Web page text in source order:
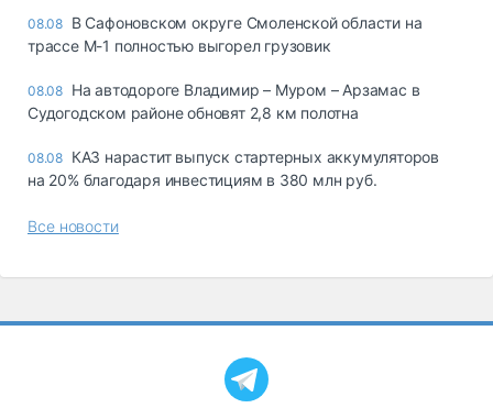
08.08 В Сафоновском округе Смоленской области на
трассе М-1 полностью выгорел грузовик
08.08 На автодороге Владимир – Муром – Арзамас в
Судогодском районе обновят 2,8 км полотна
08.08 КАЗ нарастит выпуск стартерных аккумуляторов
на 20% благодаря инвестициям в 380 млн руб.
Все новости